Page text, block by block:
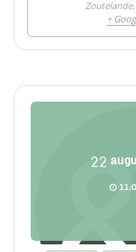
Zoutelande,
+
22